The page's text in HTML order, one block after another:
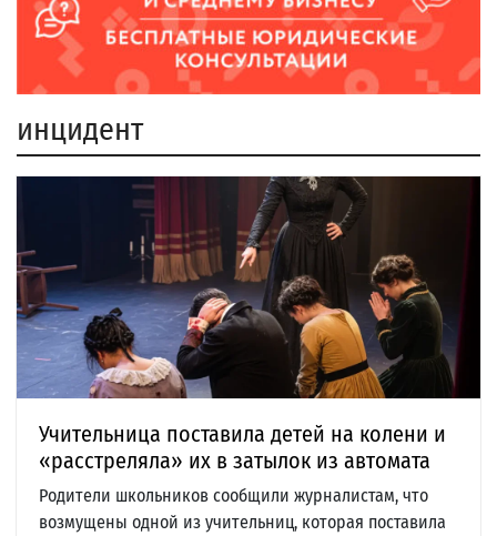
инцидент
Учительница поставила детей на колени и
«расстреляла» их в затылок из автомата
Родители школьников сообщили журналистам, что
возмущены одной из учительниц, которая поставила